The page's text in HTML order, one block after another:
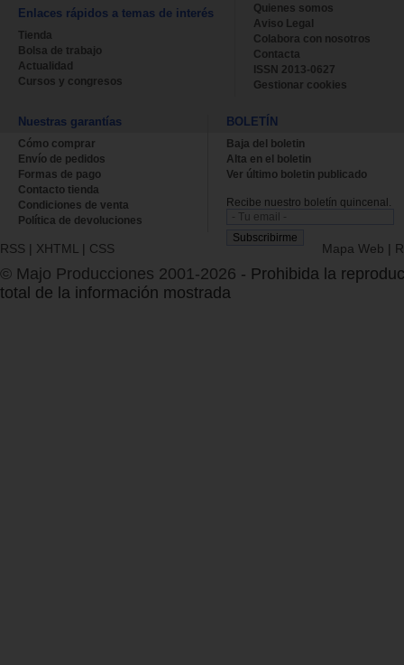
Enlaces rápidos a temas de interés
Tienda
Bolsa de trabajo
Actualidad
Cursos y congresos
Quienes somos
Aviso Legal
Colabora con nosotros
Contacta
ISSN 2013-0627
Gestionar cookies
Nuestras garantías
Cómo comprar
Envío de pedidos
Formas de pago
Contacto tienda
Condiciones de venta
Política de devoluciones
BOLETÍN
Baja del boletin
Alta en el boletin
Ver último boletin publicado
Recibe nuestro boletín quincenal.
RSS | XHTML | CSS Mapa Web |
© Majo Producciones 2001-2026 - Prohibida la
total de la información mostrada